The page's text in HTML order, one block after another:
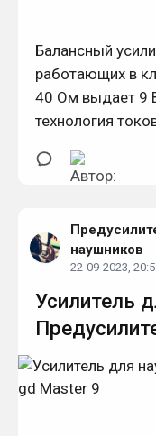
Балансный
работающих в
40 Ом выдает 9
технология
обратной связи.
наушников
22-09-2023,
Усилитель